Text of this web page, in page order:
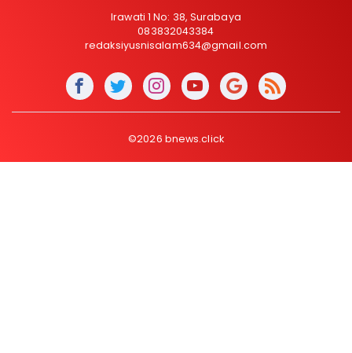
Irawati 1 No: 38, Surabaya
083832043384
redaksiyusnisalam634@gmail.com
©2026 bnews.click